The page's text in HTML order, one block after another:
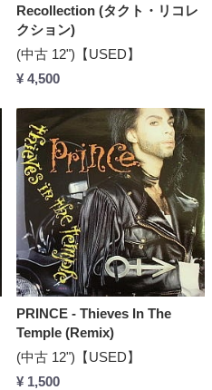
Recollection (タクト・リコレ
クション)
(中古 12")【USED】
¥ 4,500
PRINCE - Thieves In The
Temple (Remix)
(中古 12")【USED】
¥ 1,500